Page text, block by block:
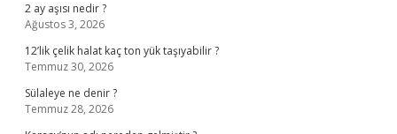
2 ay aşısı nedir ?
Ağustos 3, 2026
12’lik çelik halat kaç ton yük taşıyabilir ?
Temmuz 30, 2026
Sülaleye ne denir ?
Temmuz 28, 2026